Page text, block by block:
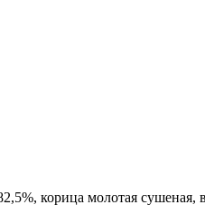
корица молотая